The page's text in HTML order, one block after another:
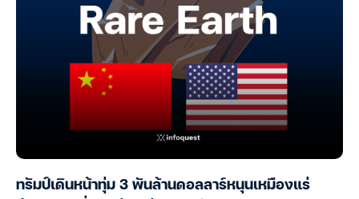
ทรัมป์เดินหน้าทุ่ม 3 พันล้านดอลลาร์หนุนเหมืองแร่